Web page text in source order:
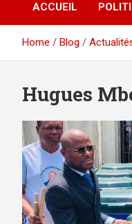
ACCUEIL
Home Blog
Hugues